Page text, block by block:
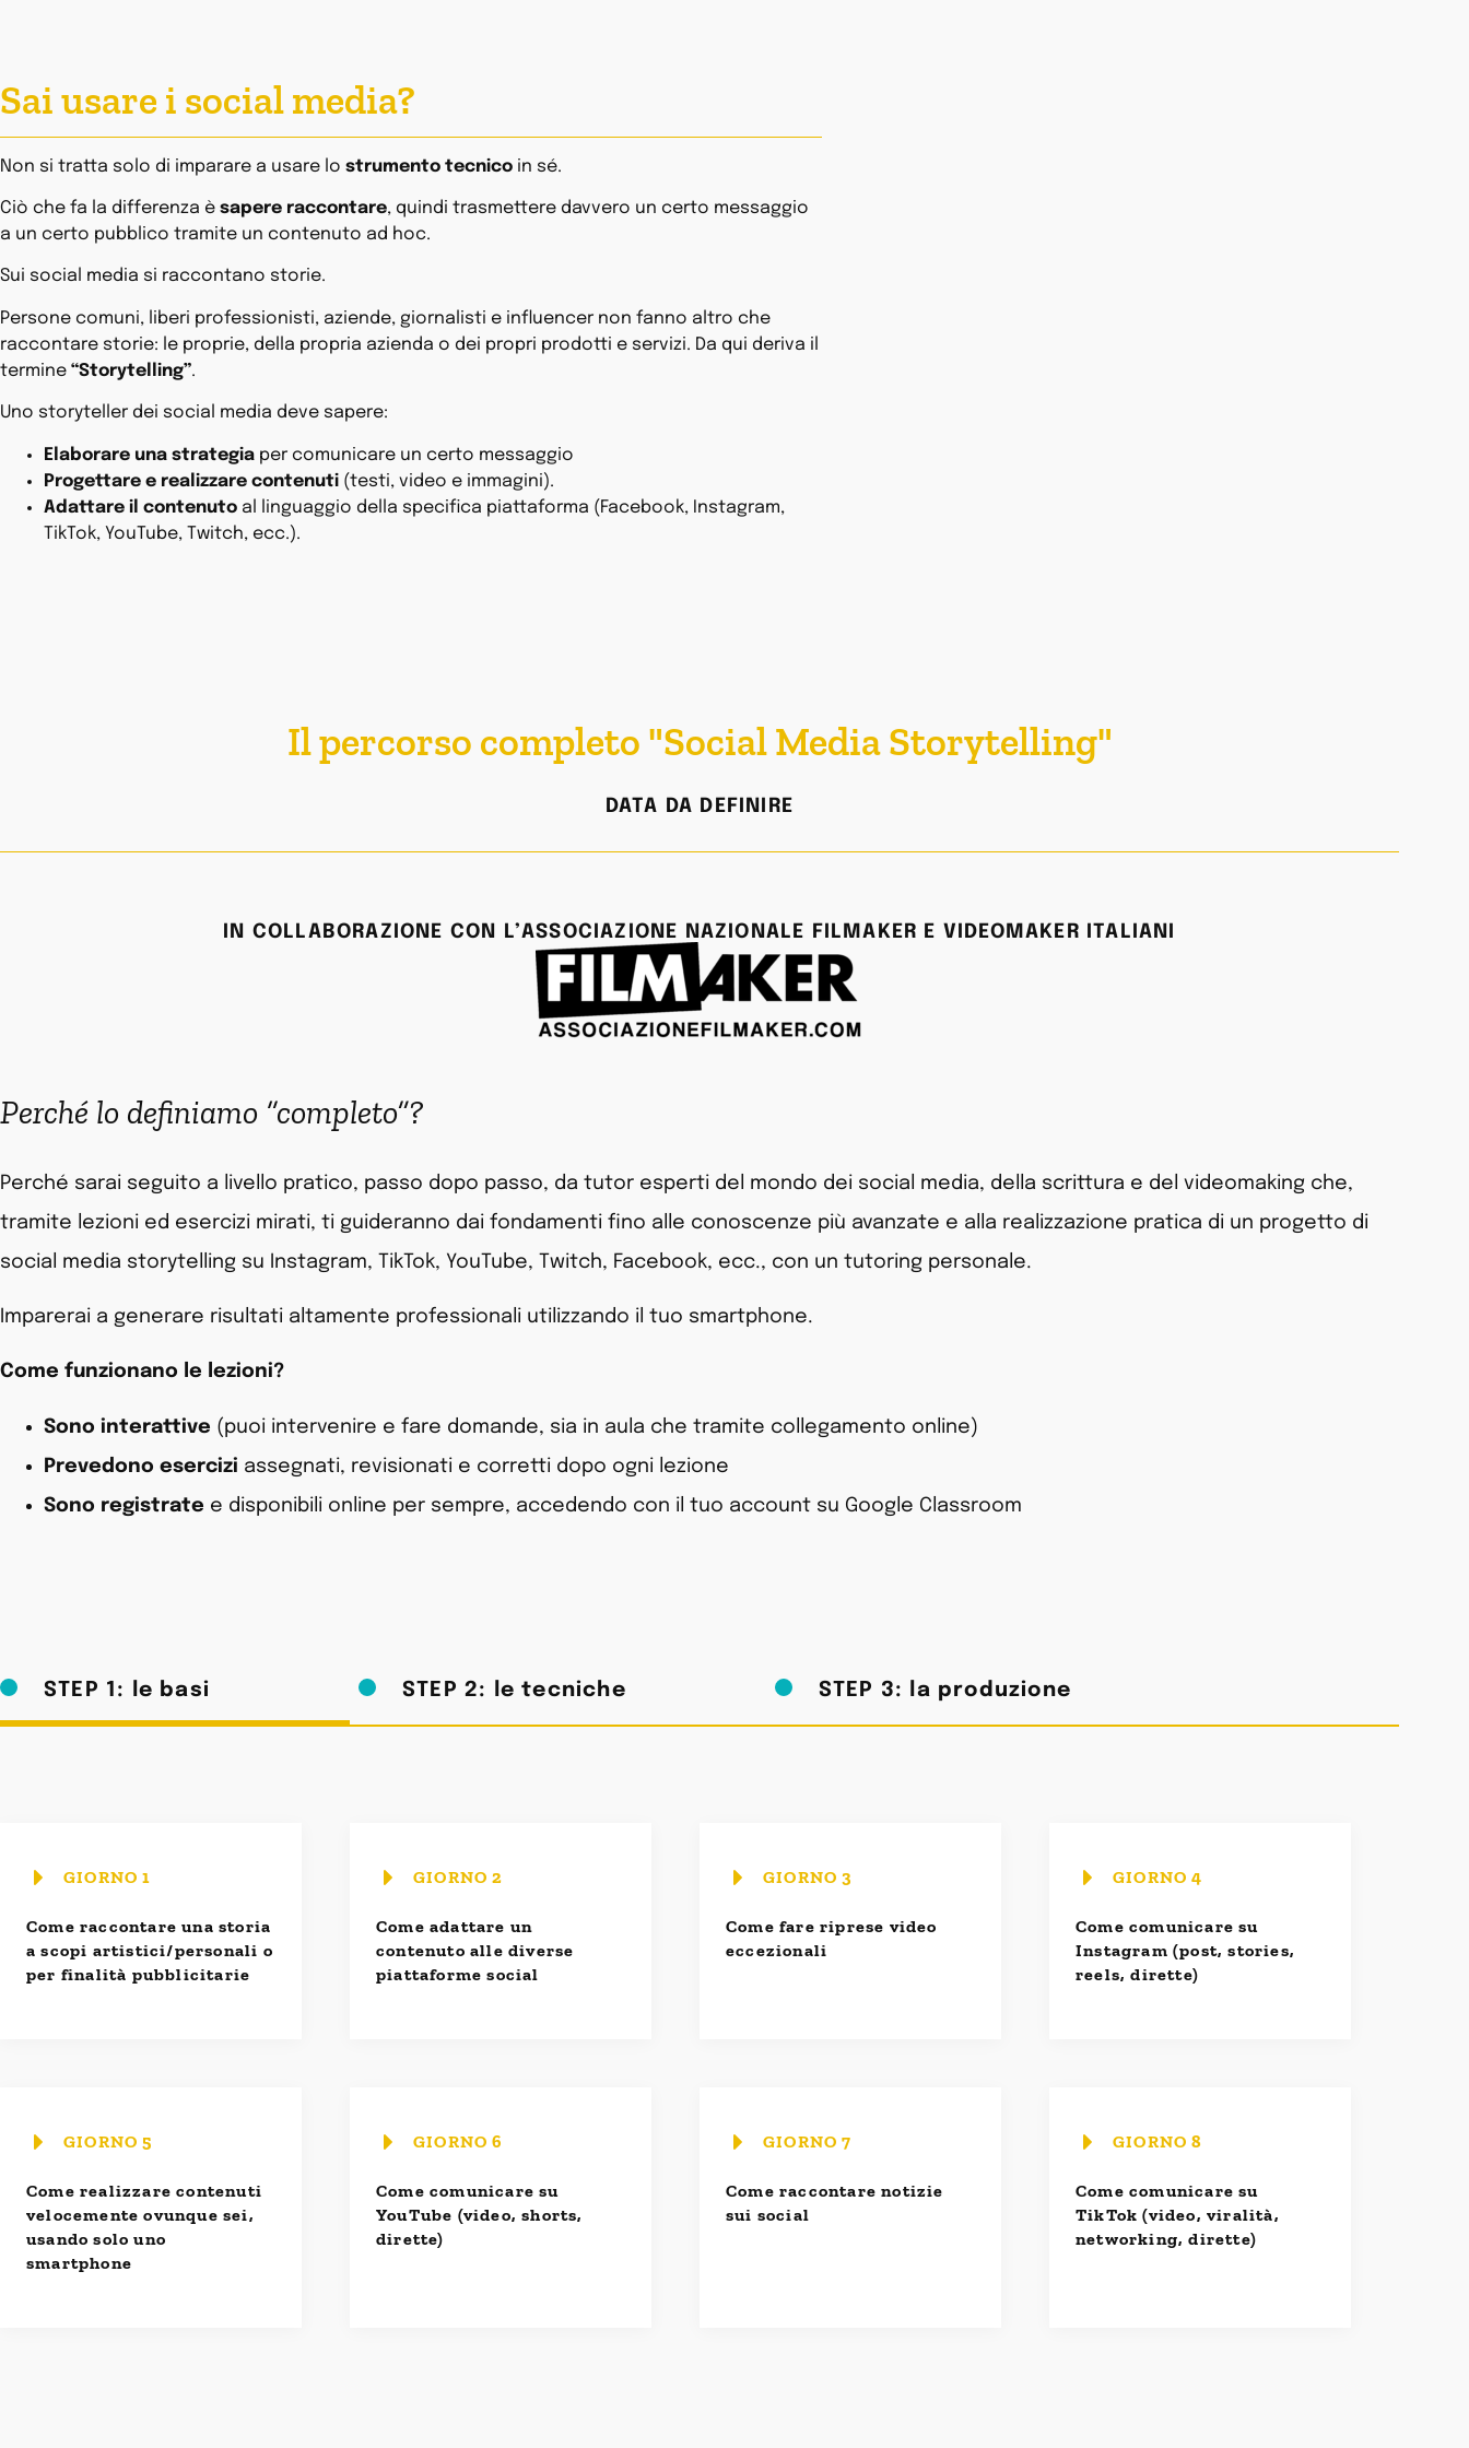
Sai usare i social media?
Non si tratta solo di imparare a usare lo strumento tecnico in sé.
Ciò che fa la differenza è sapere raccontare, quindi trasmettere davvero un certo messaggio
a un certo pubblico tramite un contenuto ad hoc.
Sui social media si raccontano storie.
Persone comuni, liberi professionisti, aziende, giornalisti e influencer non fanno altro che
raccontare storie: le proprie, della propria azienda o dei propri prodotti e servizi. Da qui deriva il
termine “Storytelling”.
Uno storyteller dei social media deve sapere:
Elaborare una strategia per comunicare un certo messaggio
Progettare e realizzare contenuti (testi, video e immagini).
Adattare il contenuto al linguaggio della specifica piattaforma (Facebook, Instagram,
TikTok, YouTube, Twitch, ecc.).
Il percorso completo "Social Media Storytelling"
DATA DA DEFINIRE
IN COLLABORAZIONE CON L’ASSOCIAZIONE NAZIONALE FILMAKER E VIDEOMAKER ITALIANI
Perché lo definiamo “completo”?
Perché sarai seguito a livello pratico, passo dopo passo, da tutor esperti del mondo dei social media, della scrittura e del videomaking che,
tramite lezioni ed esercizi mirati, ti guideranno dai fondamenti fino alle conoscenze più avanzate e alla realizzazione pratica di un progetto di
social media storytelling su Instagram, TikTok, YouTube, Twitch, Facebook, ecc., con un tutoring personale.
Imparerai a generare risultati altamente professionali utilizzando il tuo smartphone.
Come funzionano le lezioni?
Sono interattive (puoi intervenire e fare domande, sia in aula che tramite collegamento online)
Prevedono esercizi assegnati, revisionati e corretti dopo ogni lezione
Sono registrate e disponibili online per sempre, accedendo con il tuo account su Google Classroom
STEP 1: le basi STEP 2: le tecniche STEP 3: la produzione
GIORNO 1
Come raccontare una storia
a scopi artistici/personali o
per finalità pubblicitarie
GIORNO 2
Come adattare un
contenuto alle diverse
piattaforme social
GIORNO 3
Come fare riprese video
eccezionali
GIORNO 4
Come comunicare su
Instagram (post, stories,
reels, dirette)
GIORNO 5
Come realizzare contenuti
velocemente ovunque sei,
usando solo uno
smartphone
GIORNO 6
Come comunicare su
YouTube (video, shorts,
dirette)
GIORNO 7
Come raccontare notizie
sui social
GIORNO 8
Come comunicare su
TikTok (video, viralità,
networking, dirette)